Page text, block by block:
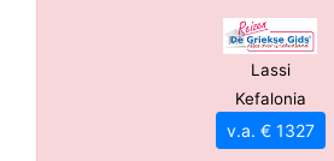
Lassi
Kefalonia
v.a. € 1327